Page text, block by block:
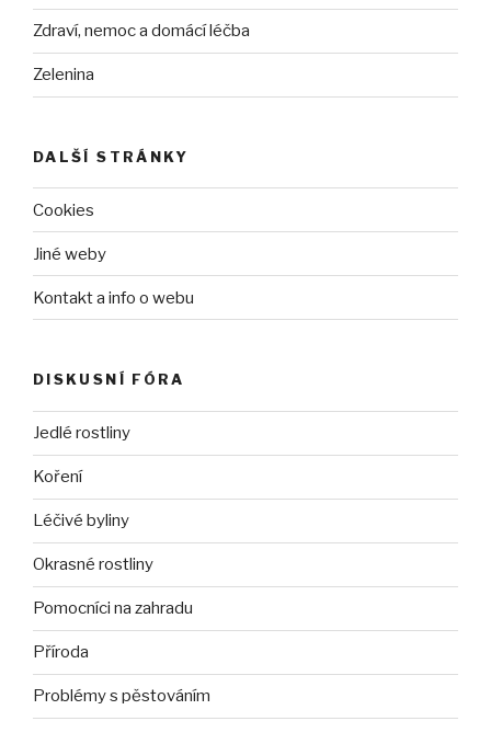
Zdraví, nemoc a domácí léčba
Zelenina
DALŠÍ STRÁNKY
Cookies
Jiné weby
Kontakt a info o webu
DISKUSNÍ FÓRA
Jedlé rostliny
Koření
Léčivé byliny
Okrasné rostliny
Pomocníci na zahradu
Příroda
Problémy s pěstováním